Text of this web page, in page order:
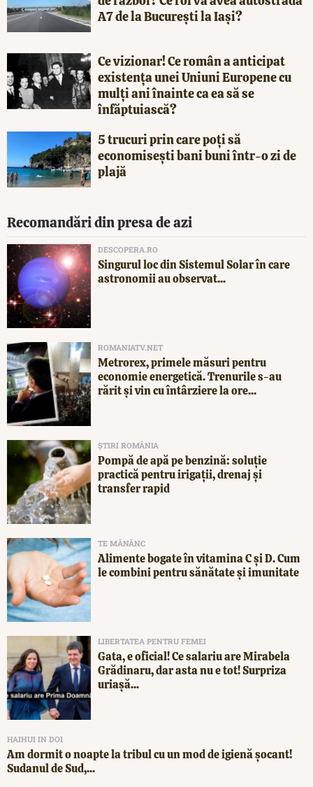
A7 de la București la Iași?
Ce vizionar! Ce român a anticipat
existența unei Uniuni Europene cu
mulți ani înainte ca ea să se
înfăptuiască?
5 trucuri prin care poți să
economisești bani buni într-o zi de
plajă
Recomandări din presa de azi
DESCOPERA.RO
Singurul loc din Sistemul Solar în care
astronomii au observat...
ROMANIATV.NET
Metrorex, primele măsuri pentru
economie energetică. Trenurile s-au
rărit și vin cu întârziere la ore...
ȘTIRI ROMÂNIA
Pompă de apă pe benzină: soluție
practică pentru irigații, drenaj și
transfer rapid
TE MĂNÂNC
Alimente bogate în vitamina C și D. Cum
le combini pentru sănătate și imunitate
LIBERTATEA PENTRU FEMEI
Gata, e oficial! Ce salariu are Mirabela
Grădinaru, dar asta nu e tot! Surpriza
uriașă...
HAIHUI IN DOI
Am dormit o noapte la tribul cu un mod de igienă șocant!
Sudanul de Sud,...